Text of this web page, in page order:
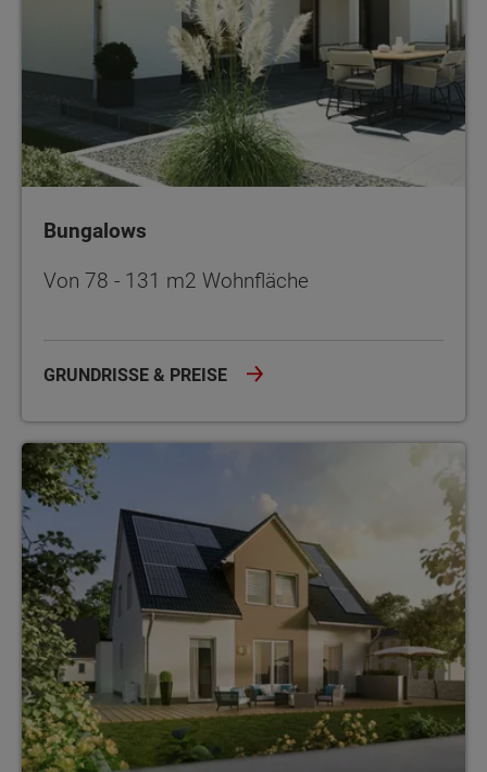
Bungalows
Von 78 - 131 m2 Wohnfläche
GRUNDRISSE & PREISE
Einfamilienhäuser